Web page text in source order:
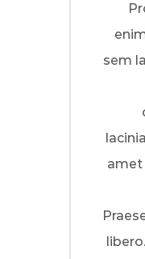
sem
amet